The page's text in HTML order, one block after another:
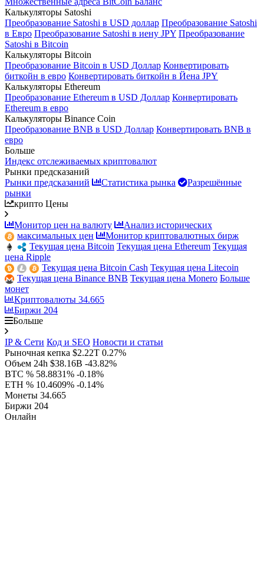
Калькуляторы Satoshi
Преобразование Satoshi в USD доллар Преобразование Satoshi
в Евро Преобразование Satoshi в иену JPY Преобразование
Satoshi в Bitcoin
Калькуляторы Bitcoin
Преобразование Bitcoin в USD Доллар Конвертировать
биткойн в евро Конвертировать биткойн в Йена JPY
Калькуляторы Ethereum
Преобразование Ethereum в USD Доллар Конвертировать
Ethereum в евро
Калькуляторы Binance Coin
Преобразование BNB в USD Доллар Конвертировать BNB в
евро
Больше
Индекс отслеживаемых криптовалют
Рынки предсказаний
Рынки предсказаний
Статистика рынка
Разрешённые
рынки
крипто Цены
Монитор цен на валюту
Анализ исторических
максимальных цен
Монитор криптовалютных бирж
Текущая цена Bitcoin Текущая цена Ethereum Текущая
цена Ripple
Текущая цена Bitcoin Cash Текущая цена Litecoin
Текущая цена Binance BNB Текущая цена Monero Больше
монет
Криптовалюты 34.665
Биржи 204
Больше
IP & Сети Код и SEO Новости и статьи
Рыночная кепка $2.22T 0.27%
Объем 24h $38.16B -43.82%
BTC % 58.8831% -0.18%
ETH % 10.4609% -0.14%
Монеты 34.665
Биржи 204
Онлайн